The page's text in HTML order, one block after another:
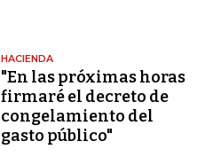
HACIENDA
"En las próximas horas
firmaré el decreto de
congelamiento del
gasto público"